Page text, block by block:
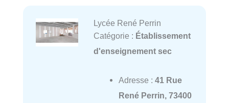
Lycée René Perrin
Catégorie : Établissement
d'enseignement sec
Adresse : 41 Rue
René Perrin, 73400